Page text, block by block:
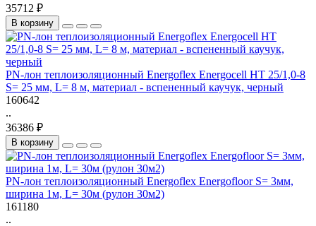
35712 ₽
В корзину
PN-лон теплоизоляционный Energoflex Energocell HT 25/1,0-8
S= 25 мм, L= 8 м, материал - вспененный каучук, черный
160642
..
36386 ₽
В корзину
PN-лон теплоизоляционный Energoflex Energofloor S= 3мм,
ширина 1м, L= 30м (рулон 30м2)
161180
..